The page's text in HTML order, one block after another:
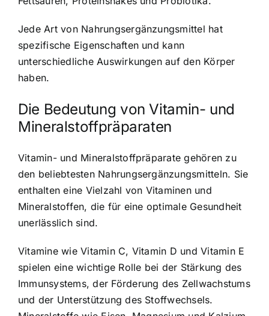
Jede Art von Nahrungsergänzungsmittel hat
spezifische Eigenschaften und kann
unterschiedliche Auswirkungen auf den Körper
haben.
Die Bedeutung von Vitamin- und
Mineralstoffpräparaten
Vitamin- und Mineralstoffpräparate gehören zu
den beliebtesten Nahrungsergänzungsmitteln. Sie
enthalten eine Vielzahl von Vitaminen und
Mineralstoffen, die für eine optimale Gesundheit
unerlässlich sind.
Vitamine wie Vitamin C, Vitamin D und Vitamin E
spielen eine wichtige Rolle bei der Stärkung des
Immunsystems, der Förderung des Zellwachstums
und der Unterstützung des Stoffwechsels.